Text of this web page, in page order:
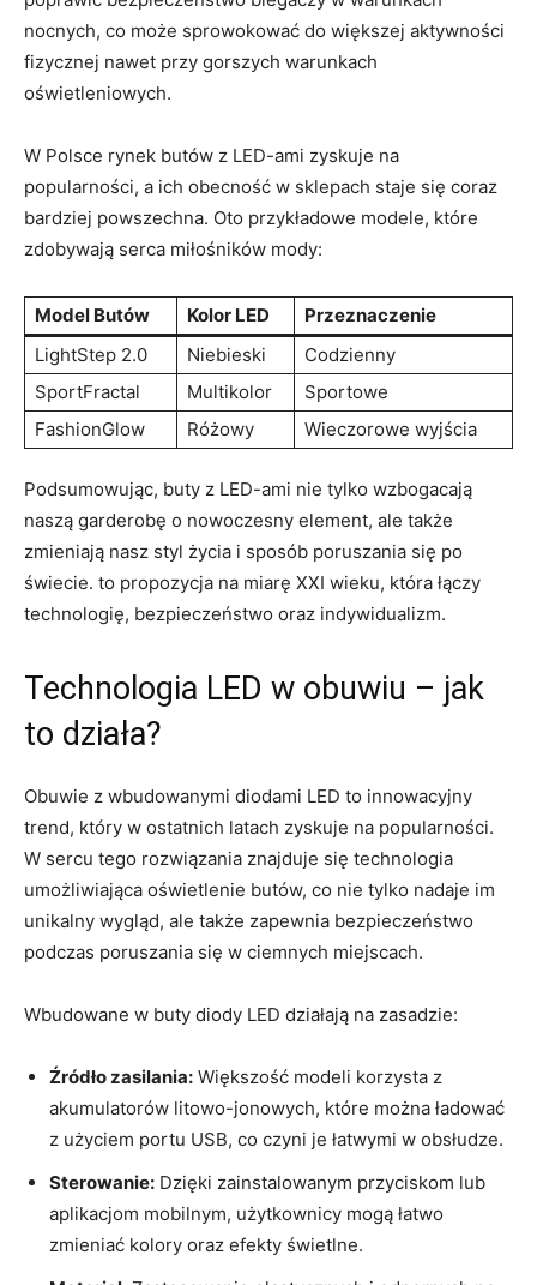
nocnych, co może sprowokować do większej aktywności
fizycznej nawet przy gorszych warunkach
oświetleniowych.
W Polsce rynek butów z LED-ami zyskuje na
popularności, a ich obecność w sklepach staje się coraz
bardziej powszechna. Oto przykładowe modele, które
zdobywają serca miłośników mody:
Model Butów Kolor LED
Przeznaczenie
LightStep 2.0
Niebieski
Codzienny
SportFractal
Multikolor
Sportowe
FashionGlow
Różowy Wieczorowe wyjścia
Podsumowując, buty z LED-ami nie tylko wzbogacają
naszą garderobę o nowoczesny element, ale także
zmieniają nasz styl życia i sposób poruszania się po
świecie. to propozycja na miarę XXI wieku, która łączy
technologię, bezpieczeństwo oraz indywidualizm.
Technologia LED w obuwiu – jak
to działa?
Obuwie z wbudowanymi diodami LED to innowacyjny
trend, który w ostatnich latach zyskuje na popularności.
W sercu tego rozwiązania znajduje się technologia
umożliwiająca oświetlenie butów, co nie tylko nadaje im
unikalny wygląd, ale także zapewnia bezpieczeństwo
podczas poruszania się w ciemnych miejscach.
Wbudowane w buty diody LED działają na zasadzie:
Źródło zasilania: Większość modeli korzysta z
akumulatorów litowo-jonowych, które można ładować
z użyciem portu USB, co czyni je łatwymi w obsłudze.
Sterowanie: Dzięki zainstalowanym przyciskom lub
aplikacjom mobilnym, użytkownicy mogą łatwo
zmieniać kolory oraz efekty świetlne.